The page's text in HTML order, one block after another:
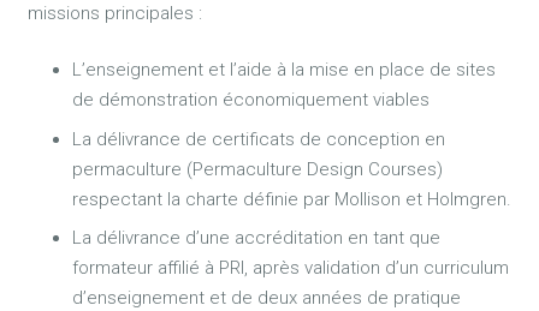
missions principales :
L’enseignement et l’aide à la mise en place de sites
de démonstration économiquement viables
La délivrance de certificats de conception en
permaculture (Permaculture Design Courses)
respectant la charte définie par Mollison et Holmgren.
La délivrance d’une accréditation en tant que
formateur affilié à PRI, après validation d’un curriculum
d’enseignement et de deux années de pratique